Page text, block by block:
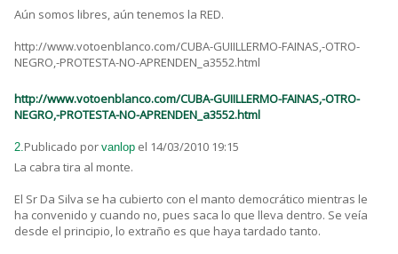
Aún somos libres, aún tenemos la RED.
http://www.votoenblanco.com/CUBA-GUIILLERMO-FAINAS,-OTRO-
NEGRO,-PROTESTA-NO-APRENDEN_a3552.html
http://www.votoenblanco.com/CUBA-GUIILLERMO-FAINAS,-OTRO-
NEGRO,-PROTESTA-NO-APRENDEN_a3552.html
2.Publicado por vanlop el 14/03/2010 19:15
La cabra tira al monte.
El Sr Da Silva se ha cubierto con el manto democrático mientras le
ha convenido y cuando no, pues saca lo que lleva dentro. Se veía
desde el principio, lo extraño es que haya tardado tanto.